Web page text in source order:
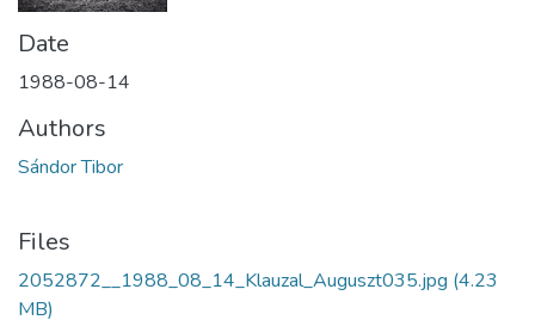
Date
1988-08-14
Authors
Sándor Tibor
Files
2052872__1988_08_14_Klauzal_Auguszt035.jpg (4.23
MB)